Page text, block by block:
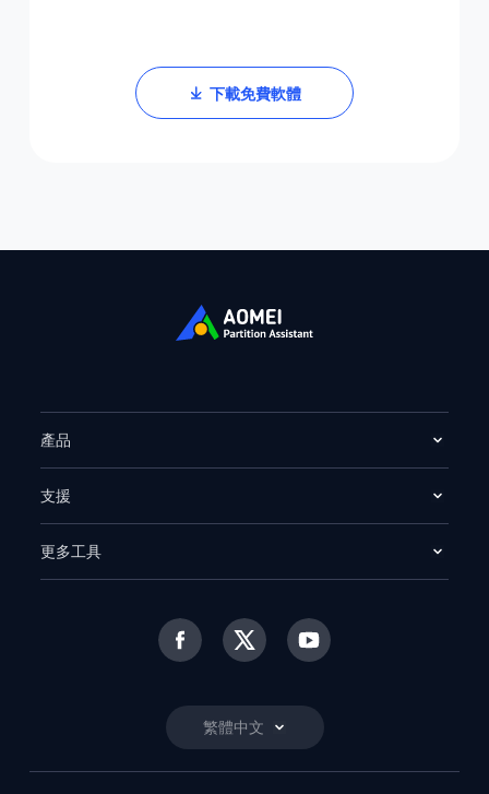
下載免費軟體
繁體中文
產品
支援
更多工具